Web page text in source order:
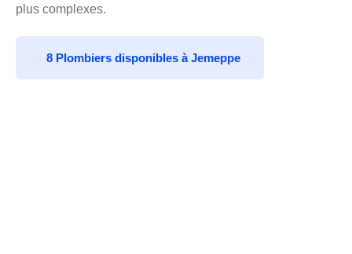
plus complexes.
8 Plombiers disponibles à Jemeppe